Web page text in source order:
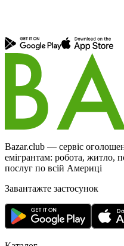
Bazar.club — сервіс
емігрантам: робота, житло,
послуг по всій Америці
Завантажте застосунок